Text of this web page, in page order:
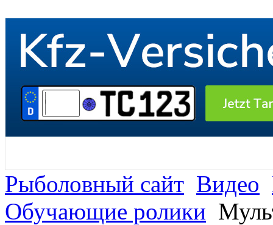
Рыболовный сайт Видео
Обучающие ролики